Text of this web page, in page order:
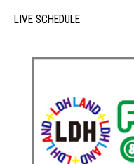
LIVE SCHEDULE